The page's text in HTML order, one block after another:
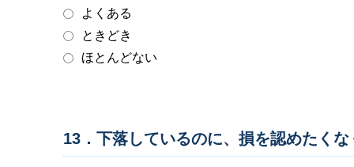
よくある
ときどき
ほとんどない
13．下落しているのに、損を認めたく